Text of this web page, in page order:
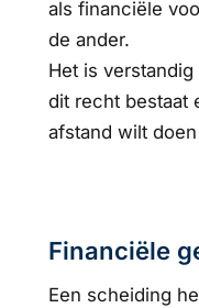
als financiële
de ander.
Het is
dit recht bestaat
afstand wilt
Financiële
Een scheiding